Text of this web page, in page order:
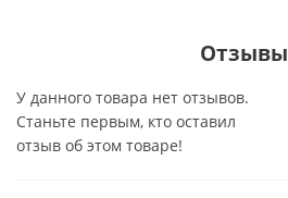
Отзывы
У данного товара нет отзывов.
Станьте первым, кто оставил
отзыв об этом товаре!